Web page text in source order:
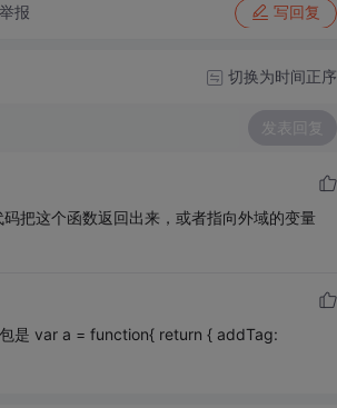
举报 写回复
切换为时间正序
发表回复
把这个函数返回出来，或者指向外域的变量
是 var a = function{ return { addTag: